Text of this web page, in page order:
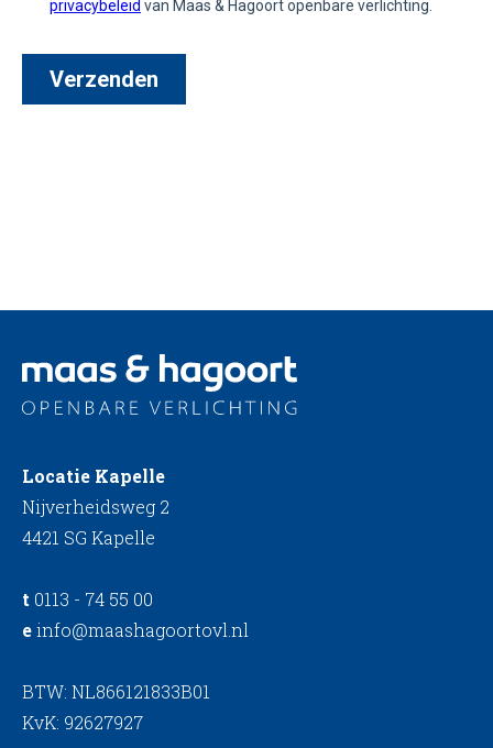
Locatie Kapelle
Nijverheidsweg 2
4421 SG Kapelle
t 0113 - 74 55 00
einfo@maashagoortovl.nl
BTW: NL866121833B01
KvK: 92627927